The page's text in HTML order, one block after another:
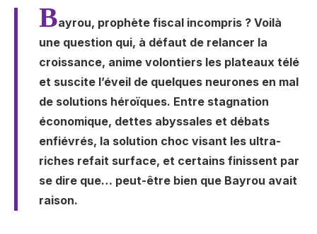
Bayrou, prophète fiscal incompris ? Voilà
une question qui, à défaut de relancer la
croissance, anime volontiers les plateaux télé
et suscite l’éveil de quelques neurones en mal
de solutions héroïques. Entre stagnation
économique, dettes abyssales et débats
enfiévrés, la solution choc visant les ultra-
riches refait surface, et certains finissent par
se dire que… peut-être bien que Bayrou avait
raison.